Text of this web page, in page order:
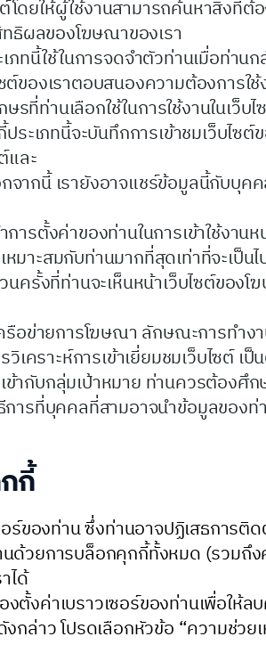
ดยให้ผู้ใช้งานสามารถค้นหาสิ่งที่ต้
ทธิผลของโฆษณาของเรา
ทนี้ใช้ในการจดจำตัวท่านเมื่อท่านก
ต์ของเราตอบสนองความต้องการใ
ท่านเลือกใช้ในการใช้งานในเว็บไ
ะเภทนี้จะบันทึกการเข้าชมเว็บไซต์
และ
ากนี้ เรายังอาจแชร์ข้อมูลนี้กับบุค
รตั้งค่าของท่านในการเข้าใช้งานห
มาะสมกับท่านมากที่สุดเท่าที่จะเป็น
รั้งที่ท่านจะเห็นหน้าเว็บไซต์ของโ
รือข่ายการโฆษณา ลักษณะการทำง
เคราะห์การเข้าเยี่ยมชมเว็บไซต์ เ
ากับกลุ่มเป้าหมาย ท่านควรต้องศึก
ารที่บุคคลที่สามอาจนำข้อมูลของท่
กี้
ร์ของท่าน ซึ่งท่านอาจปฏิเสธการ
นด้วยการบล็อกคุกกี้ทั้งหมด (รวมถึ
ได้
ตั้งค่าเบราวเซอร์ของท่านเพื่อให้
ล่าว โปรดเลือกหัวข้อ “ความช่วย